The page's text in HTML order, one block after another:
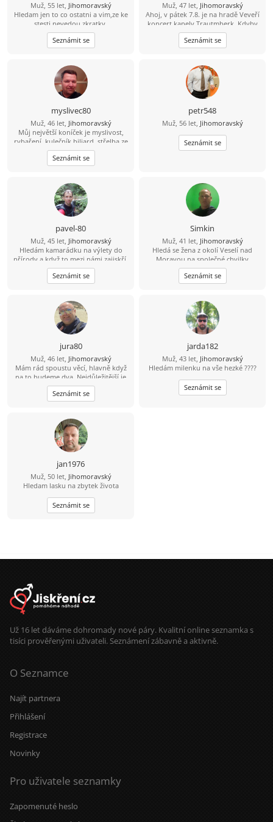
Muž, 55 let, Jihomoravský
Hledam jen to co ostatni a vim,ze ke
stesti nevedou zkratky.
Seznámit se
Muž, 47 let, Jihomoravský
Ahoj, v pátek 7.8. je na hradě Veveří
koncert kapely Trautmberk. Kdyby
se Ti chtělo, tak mám na Wats Appu
čerstvou fotku :-) 773 908 225 Jan
Seznámit se
myslivec80
Muž, 46 let, Jihomoravský
Můj největší koníček je myslivost,
rybaření, kulečník biliard, střelba ze
zbraní brokovnice, šipky, šachy
petanque, kostky, mám rád psy,
zvířata, rád se bavím, tancuji, trochu
výlety. Mám rád dobré jídlo hlavně
maso, piju víno pivo i nějakého
panáčka. Vykládám vtipy, umím si
udělat srandu i ze sebe. Jsem
normální chlap mám rád upřímnost,
co na srdci to na jazyku, držím slovo,
myslím že jsem férový a rovný chlap.
Seznámit se
petr548
Muž, 56 let, Jihomoravský
Seznámit se
pavel-80
Muž, 45 let, Jihomoravský
Hledám kamarádku na výlety do
přírody a když to mezi námi zajiskří,
tak můžeme zkusit společnou cestu
životem.
Seznámit se
Simkin
Muž, 41 let, Jihomoravský
Hledá se žena z okolí Veselí nad
Moravou na společné chvilky
Seznámit se
jura80
Muž, 46 let, Jihomoravský
Mám rád spoustu věcí, hlavně když
na to budeme dva. Nejdůležitější je
důvěra, upřímnost a vzájemný
respekt.
Seznámit se
jarda182
Muž, 43 let, Jihomoravský
Hledám milenku na vše hezké ????
Seznámit se
jan1976
Muž, 50 let, Jihomoravský
Hledam lasku na zbytek života
Seznámit se
Už 16 let dáváme dohromady nové páry. Kvalitní online seznamka s
tisíci prověřenými uživateli. Seznámení zábavně a aktivně.
O Seznamce
Najít partnera
Přihlášení
Registrace
Novinky
Pro uživatele seznamky
Zapomenuté heslo